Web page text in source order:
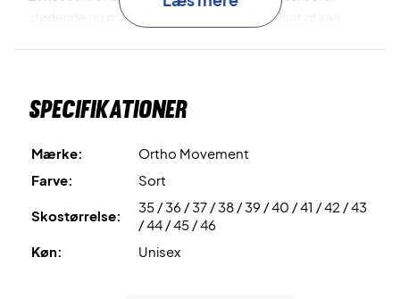
stødende og giver god bounce-back så du hurtigt kan
Movement
Specifikationer
Mærke:
Ortho Movement
Farve:
Sort
Skostørrelse:
35 / 36 / 37 / 38 / 39 / 40 / 41 / 42 / 43
/ 44 / 45 / 46
Køn:
Unisex